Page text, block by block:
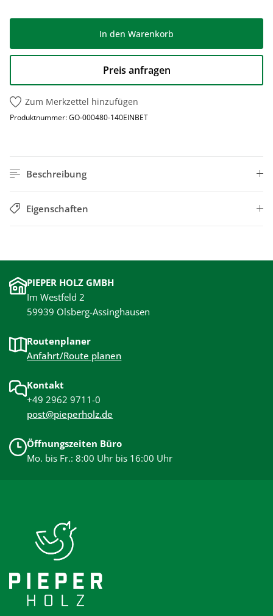
In den Warenkorb
Preis anfragen
Zum Merkzettel hinzufügen
Produktnummer:GO-000480-140EINBET
Beschreibung
Eigenschaften
PIEPER HOLZ GMBH
Im Westfeld 2
59939 Olsberg-Assinghausen
Routenplaner
Anfahrt/Route planen
Kontakt
+49 2962 9711-0
post@pieperholz.de
Öffnungszeiten Büro
Mo. bis Fr.: 8:00 Uhr bis 16:00 Uhr